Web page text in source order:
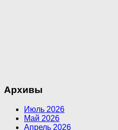
Архивы
Июль 2026
Май 2026
Апрель 2026